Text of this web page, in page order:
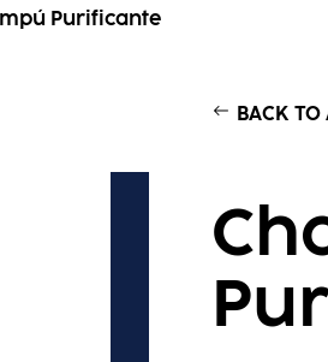
Purificante
BACK TO